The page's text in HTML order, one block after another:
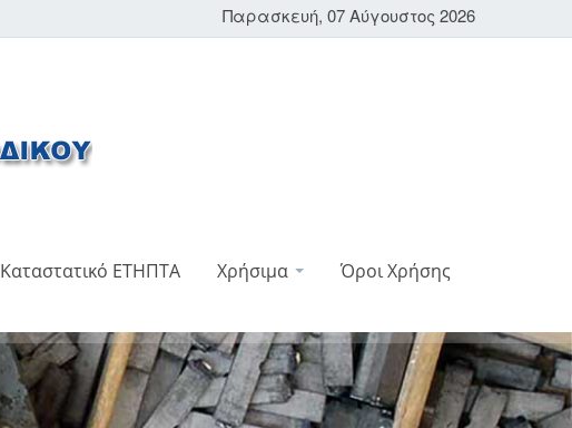
Παρασκευή, 07 Αύγουστος 2026
Καταστατικό ΕΤΗΠΤΑ Χρήσιμα Όροι Χρήσης